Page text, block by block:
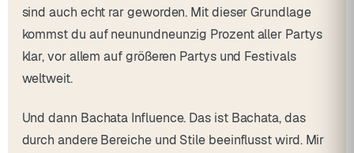
sind auch echt rar geworden. Mit dieser Grundlage
kommst du auf neunundneunzig Prozent aller Partys
klar, vor allem auf größeren Partys und Festivals
weltweit.
Und dann Bachata Influence. Das ist Bachata, das
durch andere Bereiche und Stile beeinflusst wird. Mir